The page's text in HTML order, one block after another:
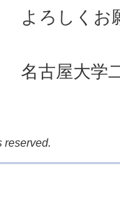
よろしくお
名古屋大学
reserved.